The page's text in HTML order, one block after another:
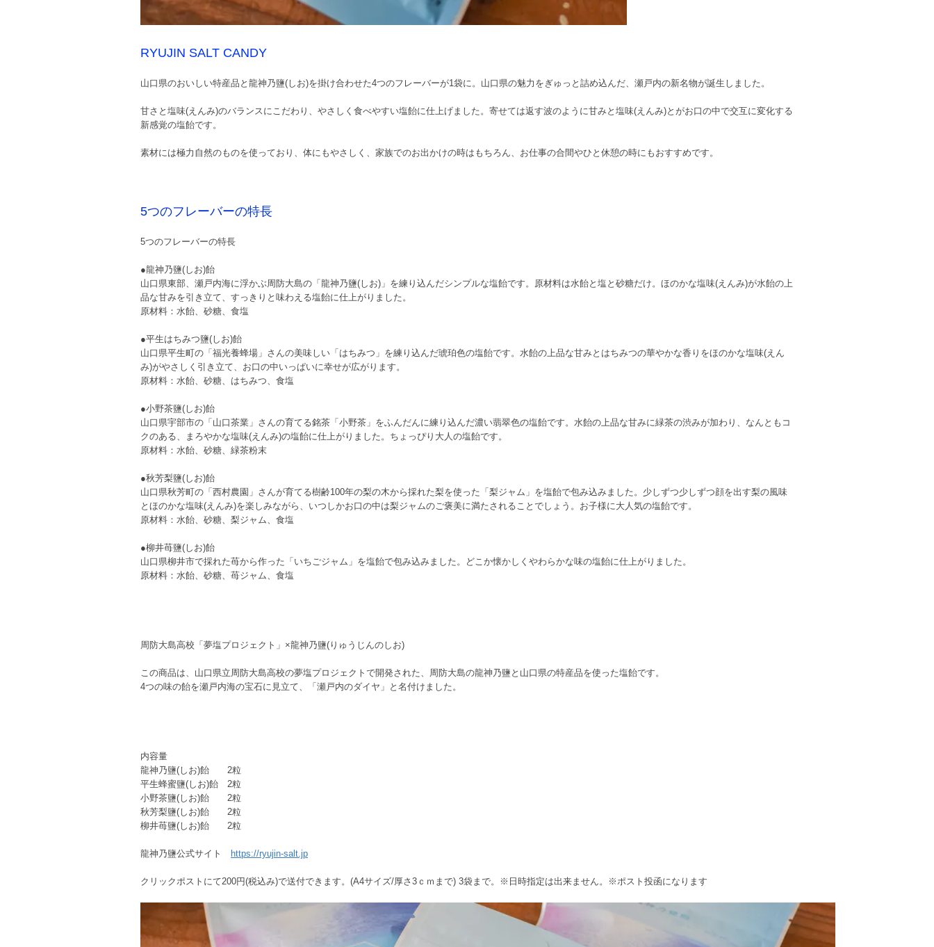
RYUJIN SALT CANDY
山口県のおいしい特産品と龍神乃鹽(しお)を掛け合わせた4つのフレーバーが1袋に。山口県の魅力をぎゅっと詰め込んだ、瀬戸内の新名物が誕生しました。
甘さと塩味(えんみ)のバランスにこだわり、やさしく食べやすい塩飴に仕上げました。寄せては返す波のように甘みと塩味(えんみ)とがお口の中で交互に変化する
新感覚の塩飴です。
素材には極力自然のものを使っており、体にもやさしく、家族でのお出かけの時はもちろん、お仕事の合間やひと休憩の時にもおすすめです。
5つのフレーバーの特長
5つのフレーバーの特長
●龍神乃鹽(しお)飴
山口県東部、瀬戸内海に浮かぶ周防大島の「龍神乃鹽(しお)」を練り込んだシンプルな塩飴です。原材料は水飴と塩と砂糖だけ。ほのかな塩味(えんみ)が水飴の上
品な甘みを引き立て、すっきりと味わえる塩飴に仕上がりました。
原材料：水飴、砂糖、食塩
●平生はちみつ鹽(しお)飴
山口県平生町の「福光養蜂場」さんの美味しい「はちみつ」を練り込んだ琥珀色の塩飴です。水飴の上品な甘みとはちみつの華やかな香りをほのかな塩味(えん
み)がやさしく引き立て、お口の中いっぱいに幸せが広がります。
原材料：水飴、砂糖、はちみつ、食塩
●小野茶鹽(しお)飴
山口県宇部市の「山口茶業」さんの育てる銘茶「小野茶」をふんだんに練り込んだ濃い翡翠色の塩飴です。水飴の上品な甘みに緑茶の渋みが加わり、なんともコ
クのある、まろやかな塩味(えんみ)の塩飴に仕上がりました。ちょっぴり大人の塩飴です。
原材料：水飴、砂糖、緑茶粉末
●秋芳梨鹽(しお)飴
山口県秋芳町の「西村農園」さんが育てる樹齢100年の梨の木から採れた梨を使った「梨ジャム」を塩飴で包み込みました。少しずつ少しずつ顔を出す梨の風味
とほのかな塩味(えんみ)を楽しみながら、いつしかお口の中は梨ジャムのご褒美に満たされることでしょう。お子様に大人気の塩飴です。
原材料：水飴、砂糖、梨ジャム、食塩
●柳井苺鹽(しお)飴
山口県柳井市で採れた苺から作った「いちごジャム」を塩飴で包み込みました。どこか懐かしくやわらかな味の塩飴に仕上がりました。
原材料：水飴、砂糖、苺ジャム、食塩
周防大島高校「夢塩プロジェクト」×龍神乃鹽(りゅうじんのしお)
この商品は、山口県立周防大島高校の夢塩プロジェクトで開発された、周防大島の龍神乃鹽と山口県の特産品を使った塩飴です。
4つの味の飴を瀬戸内海の宝石に見立て、「瀬戸内のダイヤ」と名付けました。
内容量
龍神乃鹽(しお)飴 2粒
平生蜂蜜鹽(しお)飴 2粒
小野茶鹽(しお)飴 2粒
秋芳梨鹽(しお)飴 2粒
柳井苺鹽(しお)飴 2粒
龍神乃鹽公式サイト https://ryujin-salt.jp
クリックポストにて200円(税込み)で送付できます。(A4サイズ/厚さ3ｃｍまで) 3袋まで。※日時指定は出来ません。※ポスト投函になります